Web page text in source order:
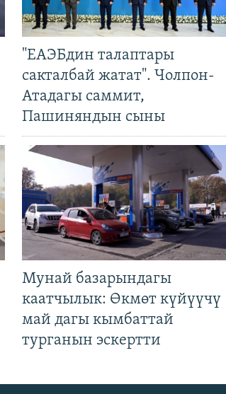
"ЕАЭБдин талаптары
сакталбай жатат". Чолпон-
Атадагы саммит,
Пашиняндын сыны
Мунай базарындагы
каатчылык: Өкмөт күйүүчү
май дагы кымбаттай
турганын эскертти